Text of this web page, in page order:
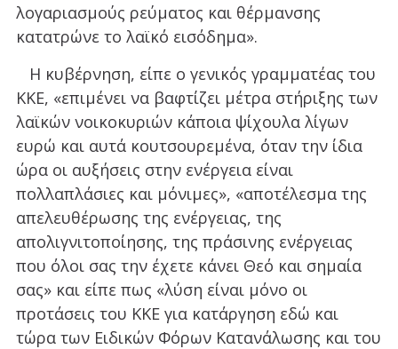
λογαριασμούς ρεύματος και θέρμανσης
κατατρώνε το λαϊκό εισόδημα».
Η κυβέρνηση, είπε ο γενικός γραμματέας του
ΚΚΕ, «επιμένει να βαφτίζει μέτρα στήριξης των
λαϊκών νοικοκυριών κάποια ψίχουλα λίγων
ευρώ και αυτά κουτσουρεμένα, όταν την ίδια
ώρα οι αυξήσεις στην ενέργεια είναι
πολλαπλάσιες και μόνιμες», «αποτέλεσμα της
απελευθέρωσης της ενέργειας, της
απολιγνιτοποίησης, της πράσινης ενέργειας
που όλοι σας την έχετε κάνει Θεό και σημαία
σας» και είπε πως «λύση είναι μόνο οι
προτάσεις του ΚΚΕ για κατάργηση εδώ και
τώρα των Ειδικών Φόρων Κατανάλωσης και του